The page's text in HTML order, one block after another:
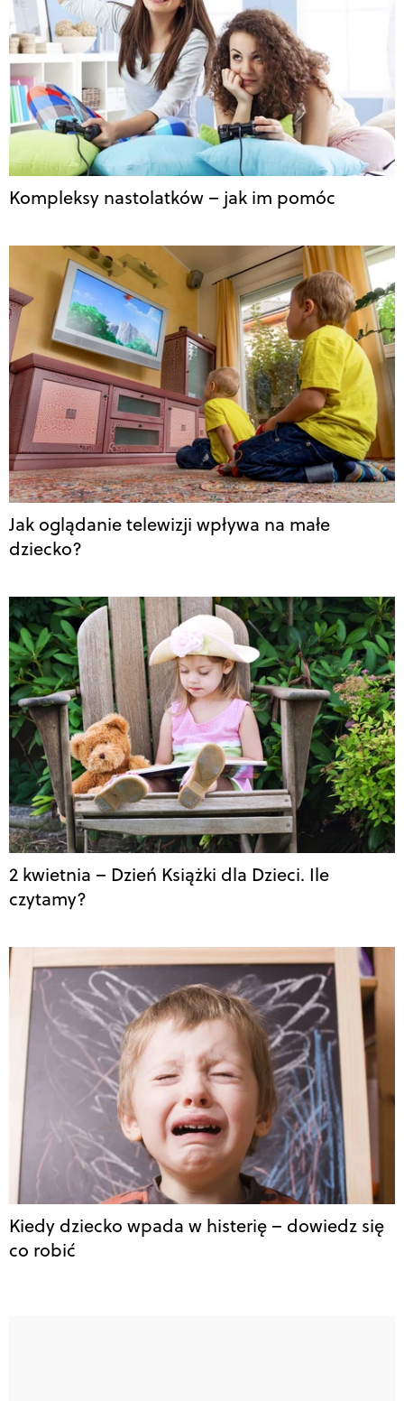
Kompleksy nastolatków – jak im pomóc
Jak oglądanie telewizji wpływa na małe
dziecko?
2 kwietnia – Dzień Książki dla Dzieci. Ile
czytamy?
Kiedy dziecko wpada w histerię – dowiedz się
co robić